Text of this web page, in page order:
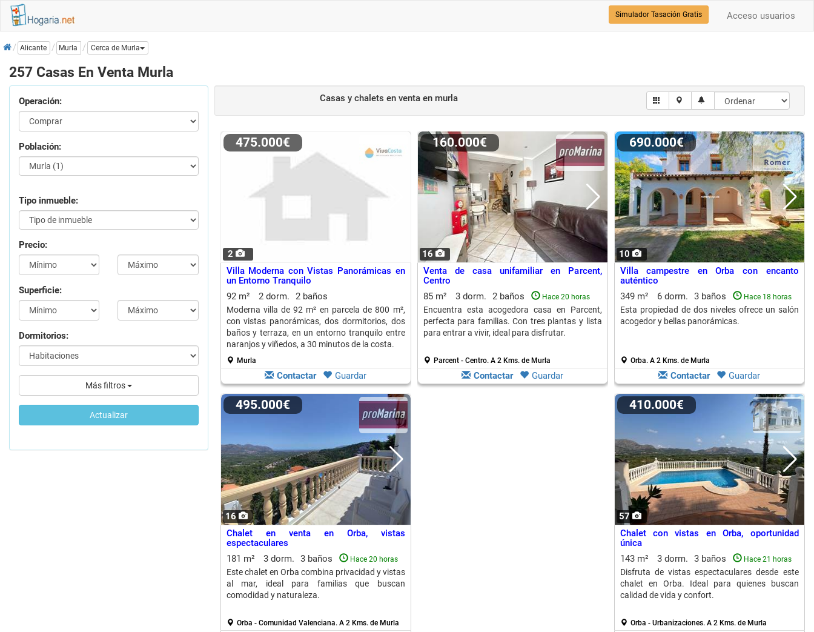
Acceso usuarios
Simulador Tasación Gratis
InicioAlicante Murla Cerca de Murla
257 Casas En Venta Murla
Operación:
Población:
Tipo inmueble:
Precio:
Superficie:
Dormitorios:
Más filtros
Actualizar
Casas y chalets en venta en murla
2
475.000€
Villa Moderna con Vistas Panorámicas en
un Entorno Tranquilo
92 m²
2 dorm. 2 baños
Moderna villa de 92 m² en parcela de 800 m²,
con vistas panorámicas, dos dormitorios, dos
baños y terraza, en un entorno tranquilo entre
naranjos y viñedos, a 30 minutos de la costa.
Murla
Contactar Guardar
16
160.000€
Venta de casa unifamiliar en Parcent,
Centro
85 m²
3 dorm. 2 baños Hace 20 horas
Encuentra esta acogedora casa en Parcent,
perfecta para familias. Con tres plantas y lista
para entrar a vivir, ideal para disfrutar.
Parcent - Centro. A 2 Kms. de Murla
Contactar Guardar
10
690.000€
Villa campestre en Orba con encanto
auténtico
349 m²
6 dorm. 3 baños Hace 18 horas
Esta propiedad de dos niveles ofrece un salón
acogedor y bellas panorámicas.
Orba. A 2 Kms. de Murla
Contactar Guardar
16
495.000€
Chalet en venta en Orba, vistas
espectaculares
181 m²
3 dorm. 3 baños Hace 20 horas
Este chalet en Orba combina privacidad y vistas
al mar, ideal para familias que buscan
comodidad y naturaleza.
Orba - Comunidad Valenciana. A 2 Kms. de Murla
57
410.000€
Chalet con vistas en Orba, oportunidad
única
143 m²
3 dorm. 3 baños Hace 21 horas
Disfruta de vistas espectaculares desde este
chalet en Orba. Ideal para quienes buscan
calidad de vida y confort.
Orba - Urbanizaciones. A 2 Kms. de Murla